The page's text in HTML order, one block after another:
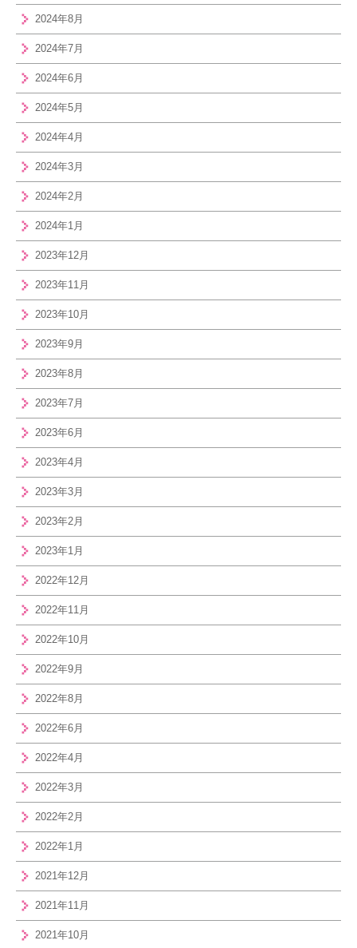
2024年8月
2024年7月
2024年6月
2024年5月
2024年4月
2024年3月
2024年2月
2024年1月
2023年12月
2023年11月
2023年10月
2023年9月
2023年8月
2023年7月
2023年6月
2023年4月
2023年3月
2023年2月
2023年1月
2022年12月
2022年11月
2022年10月
2022年9月
2022年8月
2022年6月
2022年4月
2022年3月
2022年2月
2022年1月
2021年12月
2021年11月
2021年10月